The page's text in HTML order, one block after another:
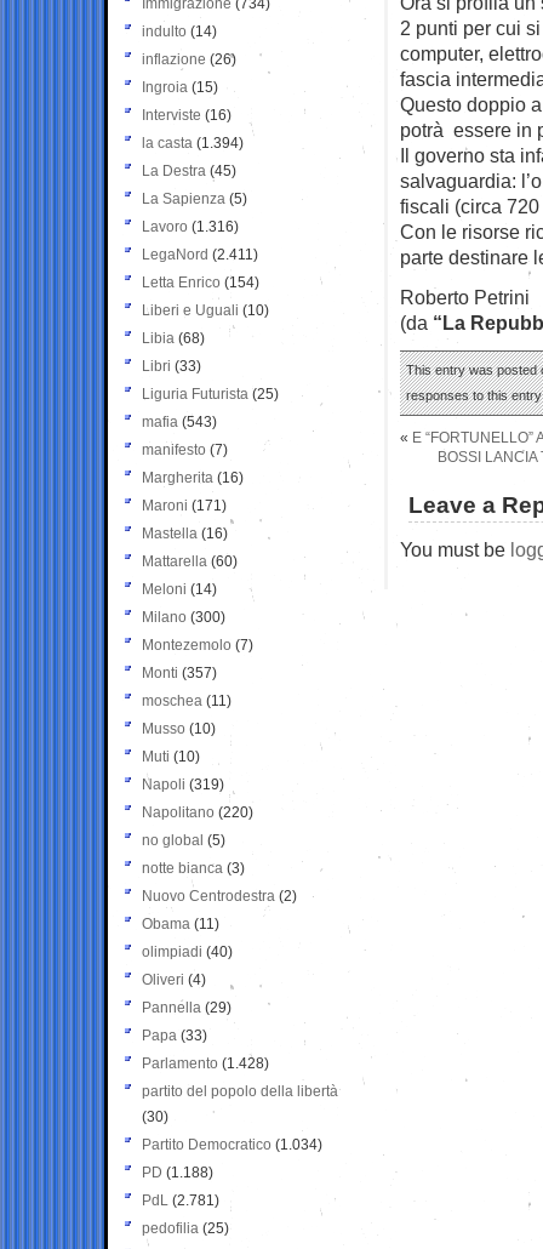
2 punti per cui
computer,
fascia
Questo doppio
potrà essere in
Il governo sta
salvaguardia:
fiscali (circa
Con le risorse
parte destinare
Roberto Petrini
(da “La
This entry was posted
responses to this
« E “FORTUNELLO”
BOSSI LANCIA
Leave a
You must be
Immigrazione (734)
indulto (14)
inflazione (26)
Ingroia (15)
Interviste (16)
la casta (1.394)
La Destra (45)
La Sapienza (5)
Lavoro (1.316)
LegaNord (2.411)
Letta Enrico (154)
Liberi e Uguali (10)
Libia (68)
Libri (33)
Liguria Futurista (25)
mafia (543)
manifesto (7)
Margherita (16)
Maroni (171)
Mastella (16)
Mattarella (60)
Meloni (14)
Milano (300)
Montezemolo (7)
Monti (357)
moschea (11)
Musso (10)
Muti (10)
Napoli (319)
Napolitano (220)
no global (5)
notte bianca (3)
Nuovo Centrodestra (2)
Obama (11)
olimpiadi (40)
Oliveri (4)
Pannella (29)
Papa (33)
Parlamento (1.428)
partito del popolo della libertà
(30)
Partito Democratico (1.034)
PD (1.188)
PdL (2.781)
pedofilia (25)